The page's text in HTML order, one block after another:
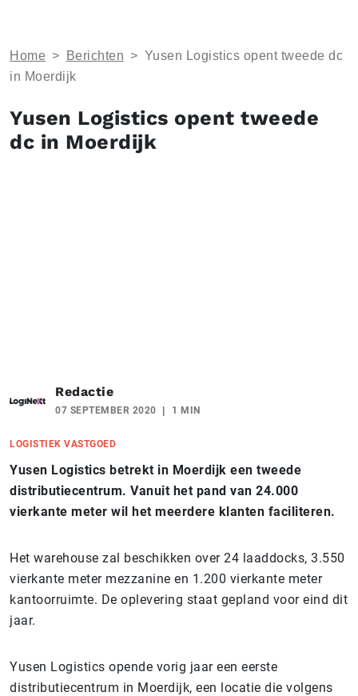
Home > Berichten > Yusen Logistics opent tweede dc
in Moerdijk
Yusen Logistics opent tweede
dc in Moerdijk
Redactie
07 SEPTEMBER 2020 1 MIN
LOGISTIEK VASTGOED
Yusen Logistics betrekt in Moerdijk een tweede
distributiecentrum. Vanuit het pand van 24.000
vierkante meter wil het meerdere klanten faciliteren.
Het warehouse zal beschikken over 24 laaddocks, 3.550
vierkante meter mezzanine en 1.200 vierkante meter
kantoorruimte. De oplevering staat gepland voor eind dit
jaar.
Yusen Logistics opende vorig jaar een eerste
distributiecentrum in Moerdijk, een locatie die volgens